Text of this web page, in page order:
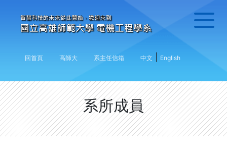
回首頁 高師大 系主任信箱 中文 English
系所成員